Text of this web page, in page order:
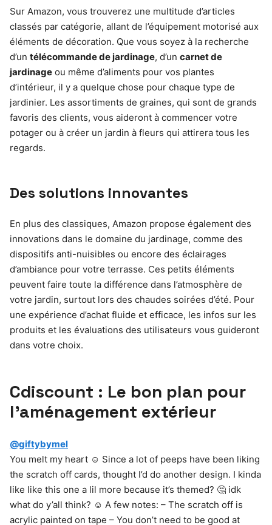
Sur Amazon, vous trouverez une multitude d’articles
classés par catégorie, allant de l’équipement motorisé aux
éléments de décoration. Que vous soyez à la recherche
d’un télécommande de jardinage, d’un carnet de
jardinage ou même d’aliments pour vos plantes
d’intérieur, il y a quelque chose pour chaque type de
jardinier. Les assortiments de graines, qui sont de grands
favoris des clients, vous aideront à commencer votre
potager ou à créer un jardin à fleurs qui attirera tous les
regards.
Des solutions innovantes
En plus des classiques, Amazon propose également des
innovations dans le domaine du jardinage, comme des
dispositifs anti-nuisibles ou encore des éclairages
d’ambiance pour votre terrasse. Ces petits éléments
peuvent faire toute la différence dans l’atmosphère de
votre jardin, surtout lors des chaudes soirées d’été. Pour
une expérience d’achat fluide et efficace, les infos sur les
produits et les évaluations des utilisateurs vous guideront
dans votre choix.
Cdiscount : Le bon plan pour
l’aménagement extérieur
@giftybymel
You melt my heart ☺️ Since a lot of peeps have been liking
the scratch off cards, thought I’d do another design. I kinda
like like this one a lil more because it’s themed? 🤔 idk
what do y’all think? ☺️ A few notes: – The scratch off is
acrylic painted on tape – You don’t need to be good at